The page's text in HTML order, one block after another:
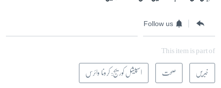
Follow us
This item is part of
خبریں صحت اسپیشل کوریج: کرونا وائرس